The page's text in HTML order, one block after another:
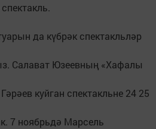
да күбрәк спектакльләр
Салават Юзеевның «Хафалы
куйган спектакльне 24 25
7 ноябрьдә Марсель